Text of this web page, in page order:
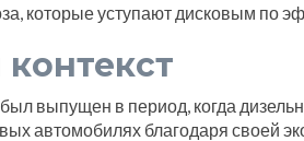
которые уступают дисковым по
выпущен в период, когда
автомобилях благодаря своей